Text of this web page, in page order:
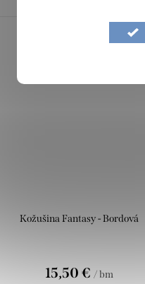
Kožušina Fantasy - Bordová
15,50 € / bm